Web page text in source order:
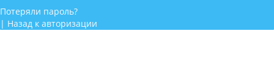
Потеряли пароль?
| Назад к авторизации